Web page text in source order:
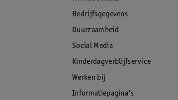
Bedrijfsgegevens
Duurzaamheid
Social Media
Kinderdagverblijfservice
Werken bij
Informatiepagina's